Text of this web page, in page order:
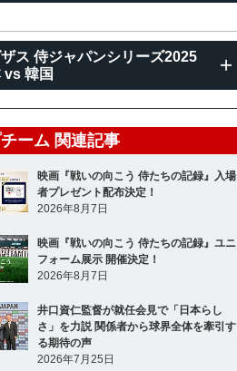
ス 侍ジャパンシリーズ2025
vs 韓国
ーム 関連記事
映画『戦いの向こう 侍たちの記録』入場
者プレゼント配布決定！
2026年8月7日
映画『戦いの向こう 侍たちの記録』ユニ
フォーム展示 開催決定！
2026年8月7日
井口資仁監督が就任会見で「日本らし
さ」を力説 関係者から球界全体を牽引す
る期待の声
2026年7月25日